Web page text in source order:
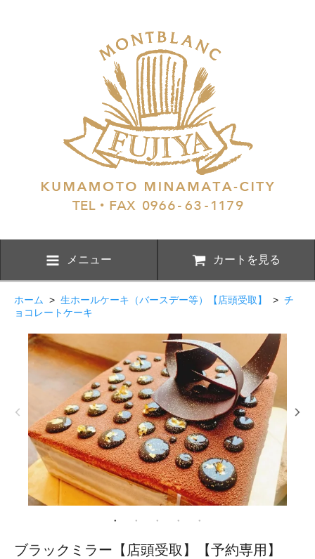
メニュー カートを見る
ホーム > 生ホールケーキ（バースデー等）【店頭受取】 > チ
ョコレートケーキ
ブラックミラー【店頭受取】【予約専用】